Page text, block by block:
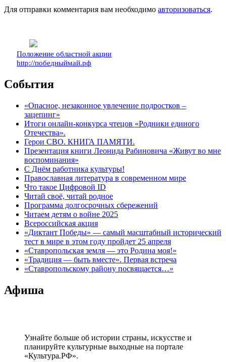
Для отправки комментария вам необходимо авторизоваться.
Положение областной акции
http://победныймай.рф
События
«Опасное, незаконное увлечение подростков –
зацепинг»
Итоги онлайн-конкурса чтецов «Родники единого
Отечества».
Герои СВО. КНИГА ПАМЯТИ.
Презентация книги Леонида Рабиновича «Живут во мне
воспоминания»
С Днём работника культуры!
Православная литература в современном мире
Что такое Цифровой ID
Читай своё, читай родное
Программа долгосрочных сбережений
Читаем детям о войне 2025
Всероссийская акция
«Диктант Победы» — самый масштабный исторический
тест в мире в этом году пройдет 25 апреля
«Ставропольская земля — это Родина моя!»
«Традиция — быть вместе». Первая встреча
«Ставропольскому району посвящается…»
Афиша
Узнайте больше об истории страны, искусстве и
планируйте культурные выходные на портале
«Культура.РФ».